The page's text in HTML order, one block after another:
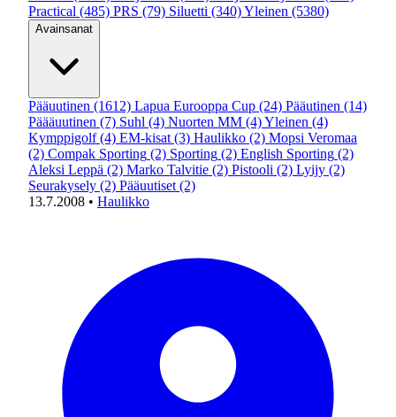
Practical (485) PRS (79) Siluetti (340)Yleinen (5380)
Avainsanat
Pääuutinen (1612) Lapua Eurooppa Cup (24) Pääutinen (14)
Päääuutinen (7) Suhl (4) Nuorten MM (4)Yleinen (4)
Kymppigolf (4) EM-kisat (3) Haulikko (2) Mopsi Veromaa
(2) Compak Sporting (2) Sporting (2) English Sporting (2)
Aleksi Leppä (2) Marko Talvitie (2) Pistooli (2) Lyijy (2)
Seurakysely (2) Pääuutiset (2)
13.7.2008 • Haulikko